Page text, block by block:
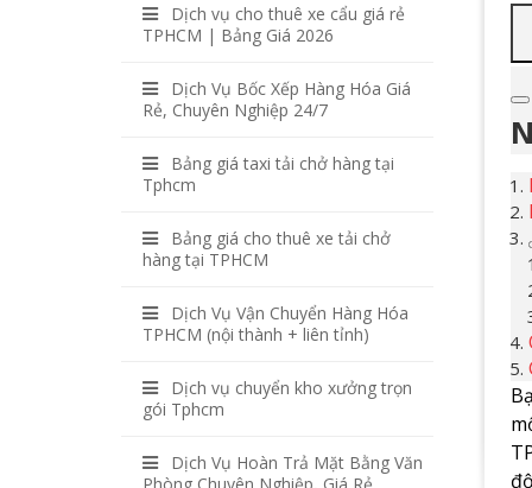
Dịch vụ cho thuê xe cẩu giá rẻ
TPHCM | Bảng Giá 2026
Dịch Vụ Bốc Xếp Hàng Hóa Giá
Rẻ, Chuyên Nghiệp 24/7
Bảng giá taxi tải chở hàng tại
Tphcm
Bảng giá cho thuê xe tải chở
hàng tại TPHCM
Dịch Vụ Vận Chuyển Hàng Hóa
TPHCM (nội thành + liên tỉnh)
Dịch vụ chuyển kho xưởng trọn
gói Tphcm
Dịch Vụ Hoàn Trả Mặt Bằng Văn